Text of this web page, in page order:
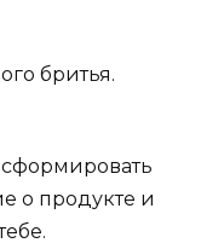
бритья.
сформировать
о продукте и